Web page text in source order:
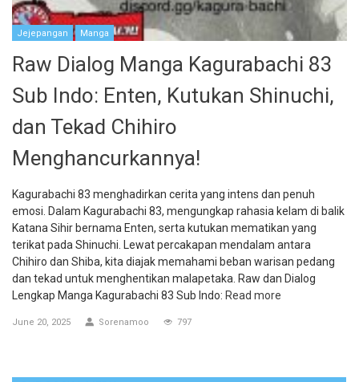
Jejepangan Manga
Raw Dialog Manga Kagurabachi 83
Sub Indo: Enten, Kutukan Shinuchi,
dan Tekad Chihiro
Menghancurkannya!
Kagurabachi 83 menghadirkan cerita yang intens dan penuh
emosi. Dalam Kagurabachi 83, mengungkap rahasia kelam di balik
Katana Sihir bernama Enten, serta kutukan mematikan yang
terikat pada Shinuchi. Lewat percakapan mendalam antara
Chihiro dan Shiba, kita diajak memahami beban warisan pedang
dan tekad untuk menghentikan malapetaka. Raw dan Dialog
Lengkap Manga Kagurabachi 83 Sub Indo: Read more
June 20, 2025 Sorenamoo 797